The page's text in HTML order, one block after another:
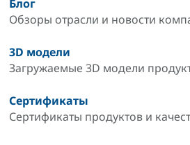
Блог
Обзоры отрасли и новости
3D модели
Загружаемые 3D модели
Сертификаты
Сертификаты продуктов и